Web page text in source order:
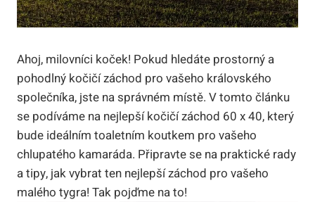
Ahoj, milovníci koček! Pokud hledáte prostorný a
pohodlný kočičí záchod pro vašeho královského
společníka, jste na správném místě. V tomto článku
se podíváme na nejlepší kočičí záchod 60 x 40, který
bude ideálním toaletním koutkem pro vašeho
chlupatého kamaráda. Připravte se na praktické rady
a tipy, jak vybrat ten nejlepší záchod pro vašeho
malého tygra! Tak pojďme na to!